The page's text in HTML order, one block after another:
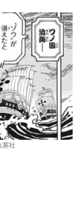
英社